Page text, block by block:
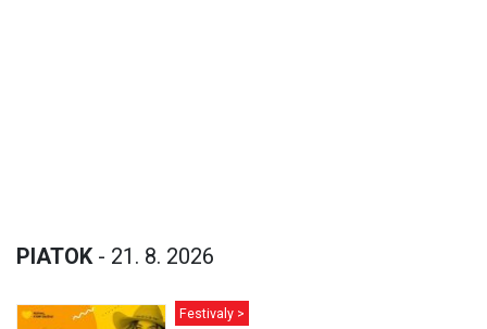
PIATOK - 21. 8. 2026
Festivaly >